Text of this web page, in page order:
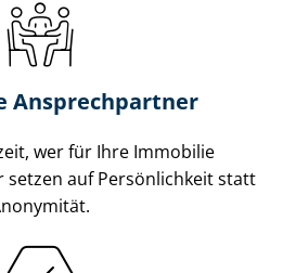
Ansprechpartner
wer für Ihre Immobilie
auf Persönlichkeit statt